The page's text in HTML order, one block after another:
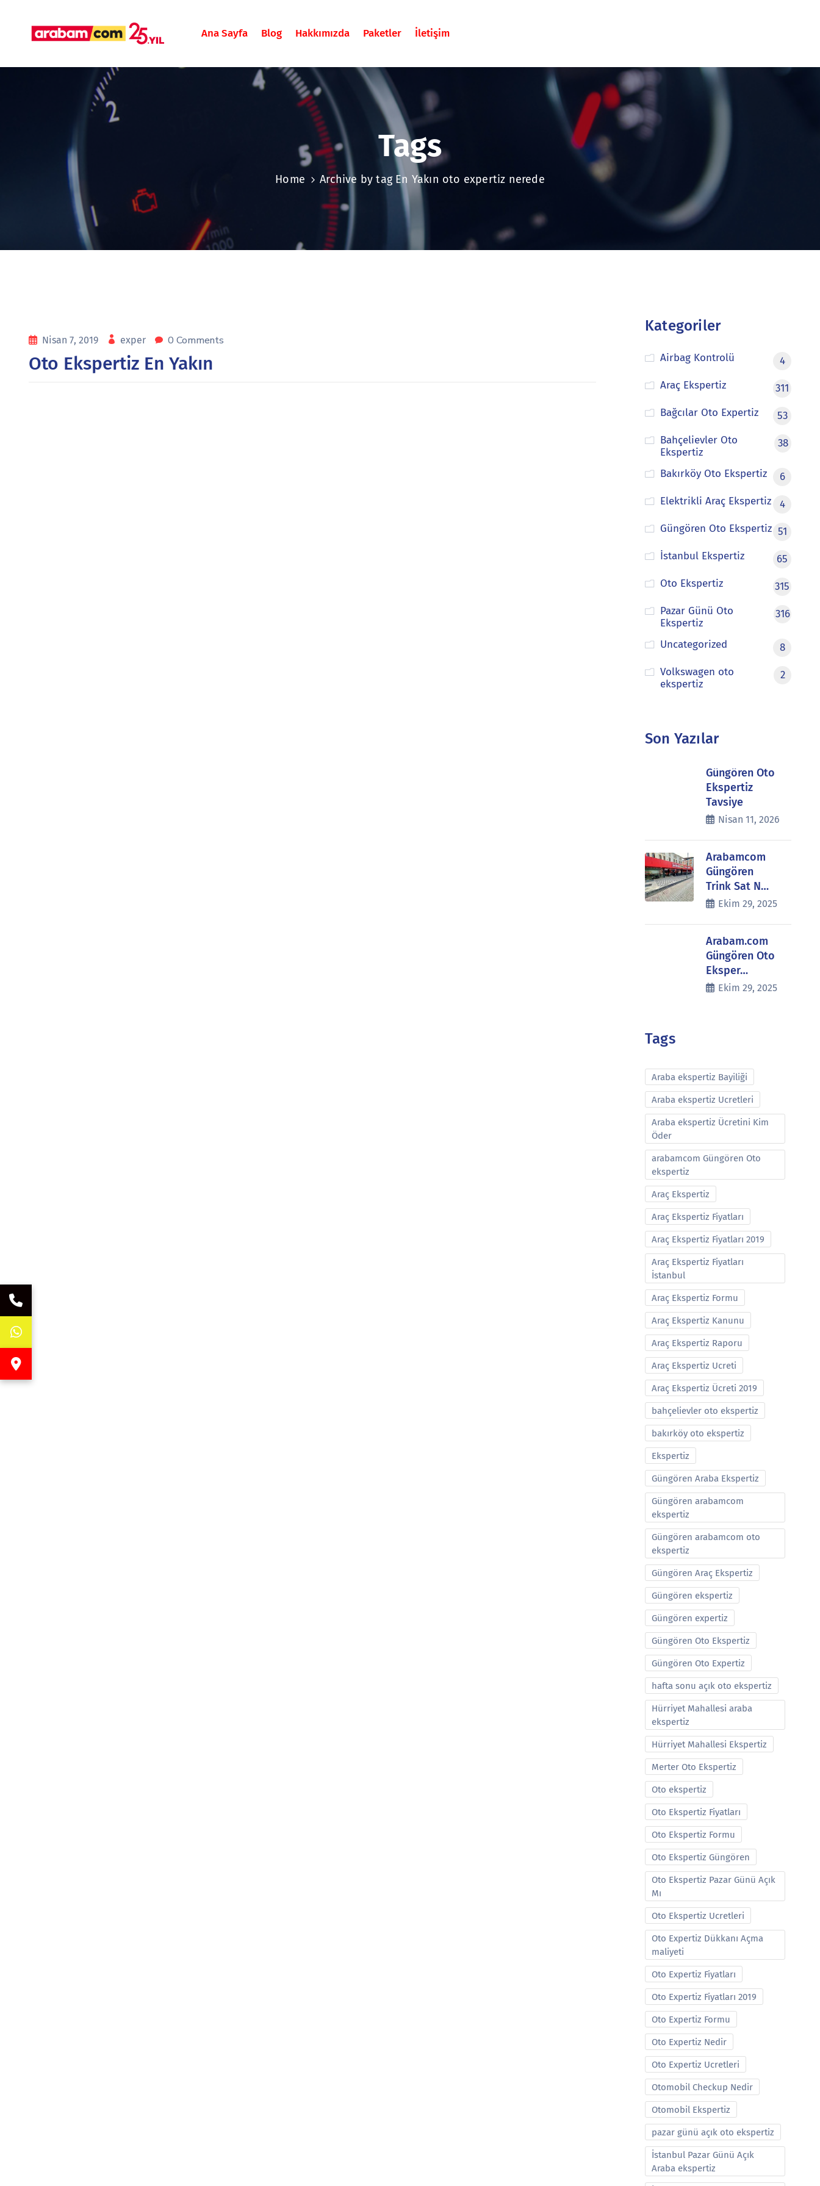
Ana Sayfa Blog Hakkımızda Paketler İletişim
Tags
Home Archive by tag En Yakın oto expertiz nerede
Nisan 7, 2019 exper 0 Comments
Oto Ekspertiz En Yakın
Kategoriler
Airbag Kontrolü
4
Araç Ekspertiz
311
Bağcılar Oto Expertiz
53
Bahçelievler Oto
Ekspertiz
38
Bakırköy Oto Ekspertiz
6
Elektrikli Araç Ekspertiz
4
Güngören Oto Ekspertiz 51
İstanbul Ekspertiz
65
Oto Ekspertiz
315
Pazar Günü Oto
Ekspertiz
316
Uncategorized
8
Volkswagen oto
ekspertiz
2
Son Yazılar
Güngören Oto
Ekspertiz
Tavsiye
Nisan 11, 2026
Arabamcom
Güngören
Trink Sat N…
Ekim 29, 2025
Arabam.com
Güngören Oto
Eksper…
Ekim 29, 2025
Tags
Araba ekspertiz Bayiliği
Araba ekspertiz Ucretleri
Araba ekspertiz Ücretini Kim
Öder
arabamcom Güngören Oto
ekspertiz
Araç Ekspertiz
Araç Ekspertiz Fiyatları
Araç Ekspertiz Fiyatları 2019
Araç Ekspertiz Fiyatları
İstanbul
Araç Ekspertiz Formu
Araç Ekspertiz Kanunu
Araç Ekspertiz Raporu
Araç Ekspertiz Ucreti
Araç Ekspertiz Ücreti 2019
bahçelievler oto ekspertiz
bakırköy oto ekspertiz
Ekspertiz
Güngören Araba Ekspertiz
Güngören arabamcom
ekspertiz
Güngören arabamcom oto
ekspertiz
Güngören Araç Ekspertiz
Güngören ekspertiz
Güngören expertiz
Güngören Oto Ekspertiz
Güngören Oto Expertiz
hafta sonu açık oto ekspertiz
Hürriyet Mahallesi araba
ekspertiz
Hürriyet Mahallesi Ekspertiz
Merter Oto Ekspertiz
Oto ekspertiz
Oto Ekspertiz Fiyatları
Oto Ekspertiz Formu
Oto Ekspertiz Güngören
Oto Ekspertiz Pazar Günü Açık
Mı
Oto Ekspertiz Ucretleri
Oto Expertiz Dükkanı Açma
maliyeti
Oto Expertiz Fiyatları
Oto Expertiz Fiyatları 2019
Oto Expertiz Formu
Oto Expertiz Nedir
Oto Expertiz Ucretleri
Otomobil Checkup Nedir
Otomobil Ekspertiz
pazar günü açık oto ekspertiz
İstanbul Pazar Günü Açık
Araba ekspertiz